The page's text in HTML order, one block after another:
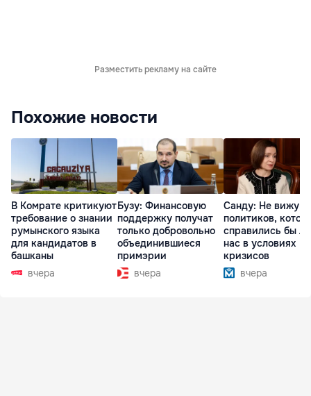
Разместить рекламу на сайте
Похожие новости
В Комрате критикуют
требование о знании
румынского языка
для кандидатов в
башканы
вчера
Бузу: Финансовую
поддержку получат
только добровольно
объединившиеся
примэрии
вчера
Санду: Не вижу
политиков,
справились бы
нас в условиях
кризисов
вчера